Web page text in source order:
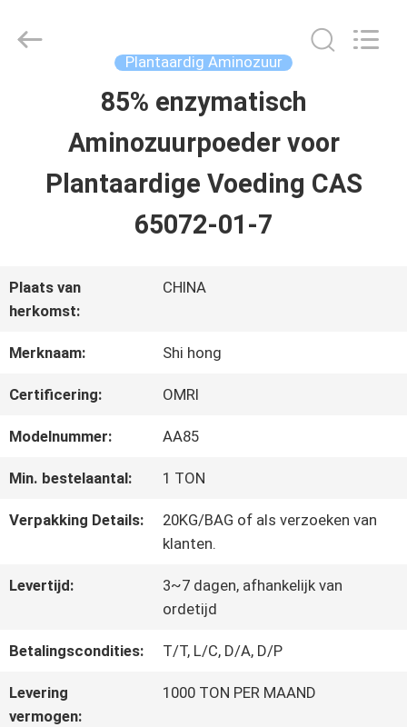
PRODUCTEN
ONGEVEER
ONS
KWALITEITSCONTROLE
CONTACTEER
ONS
VERZOEK
OM EEN
Sichuan
Plantaardig Aminozuur
85% enzymatisch
Aminozuurpoeder voor
Plantaardige Voeding CAS
65072-01-7
Plaats van
herkomst:
CHINA
Merknaam: Shi hong
Certificering: OMRI
Modelnummer: AA85
Min. bestelaantal: 1 TON
Verpakking Details:
20KG/BAG of als verzoeken van
klanten.
Levertijd:
3~7 dagen, afhankelijk van
ordetijd
Betalingscondities: T/T, L/C, D/A, D/P
Levering
vermogen:
1000 TON PER MAAND